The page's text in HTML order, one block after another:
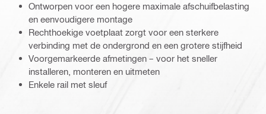
Ontworpen voor een hogere maximale afschuifbelasting
en eenvoudigere montage
Rechthoekige voetplaat zorgt voor een sterkere
verbinding met de ondergrond en een grotere stijfheid
Voorgemarkeerde afmetingen – voor het sneller
installeren, monteren en uitmeten
Enkele rail met sleuf